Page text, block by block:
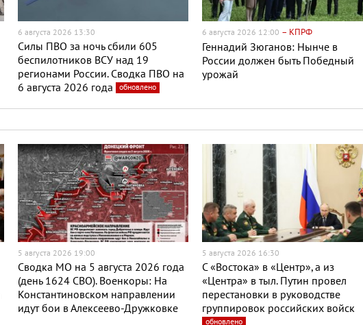
6 августа 2026 13:30
Силы ПВО за ночь сбили 605
беспилотников ВСУ над 19
регионами России. Сводка ПВО на
6 августа 2026 года
обновлено
6 августа 2026 12:00 – КПРФ
Геннадий Зюганов: Нынче в
России должен быть Победный
урожай
5 августа 2026 19:00
Сводка МО на 5 августа 2026 года
(день 1624 СВО). Военкоры: На
Константиновском направлении
идут бои в Алексеево-Дружковке
5 августа 2026 16:30
С «Востока» в «Центр», а из
«Центра» в тыл. Путин провел
перестановки в руководстве
группировок российских войск
обновлено